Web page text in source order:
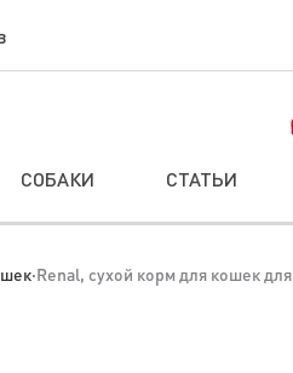
СОБАКИ СТАТЬИ
·Renal, сухой корм для кошек